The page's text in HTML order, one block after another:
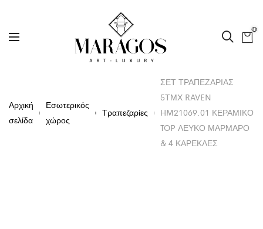
0
Αρχική
σελίδα
Εσωτερικός
χώρος
Τραπεζαρίες
ΣΕΤ ΤΡΑΠΕΖΑΡΙΑΣ
5ΤΜΧ RAVEN
HM21069.01 ΚΕΡΑΜΙΚΟ
TOP ΛΕΥΚΟ ΜΑΡΜΑΡΟ
& 4 ΚΑΡΕΚΛΕΣ